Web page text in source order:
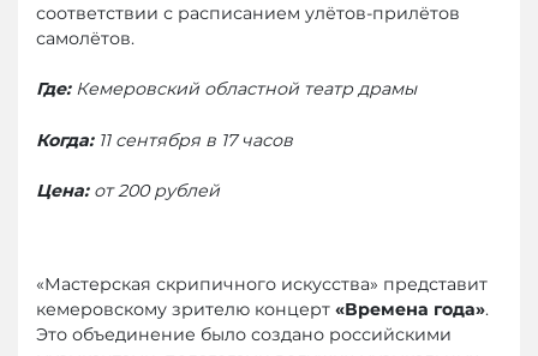
соответствии с расписанием улётов-прилётов
самолётов.
Где:Кемеровский областной театр драмы
Когда:11 сентября в 17 часов
Цена:от 200 рублей
«Мастерская скрипичного искусства» представит
кемеровскому зрителю концерт «Времена года».
Это объединение было создано российскими